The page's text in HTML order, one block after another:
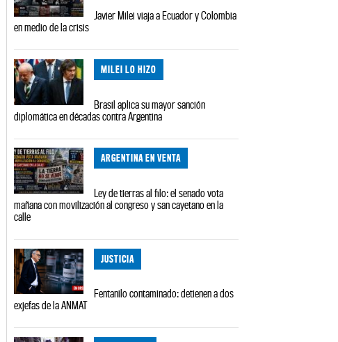
Javier Milei viaja a Ecuador y Colombia
en medio de la crisis
MILEI LO HIZO
Brasil aplica su mayor sanción
diplomática en décadas contra Argentina
ARGENTINA EN VENTA
Ley de tierras al filo: el senado vota
mañana con movilización al congreso y san cayetano en la
calle
JUSTICIA
Fentanilo contaminado: detienen a dos
exjefas de la ANMAT